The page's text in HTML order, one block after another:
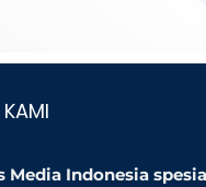
Media Indonesia